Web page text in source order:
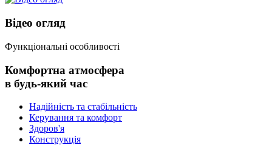
Відео огляд
Функціональні особливості
Комфортна атмосфера
в будь-який час
Надійність та стабільність
Керування та комфорт
Здоров'я
Конструкція